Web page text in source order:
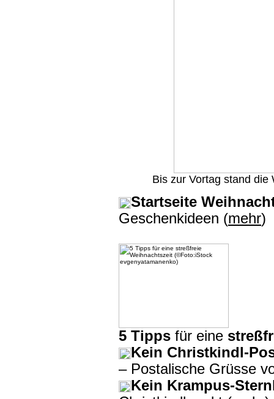
Bis zur Vortag stand
Startseite
Geschenkideen (mehr)
5 Tipps für eine
Kein Christkindl-
– Postalische Grüsse
Kein Krampus-